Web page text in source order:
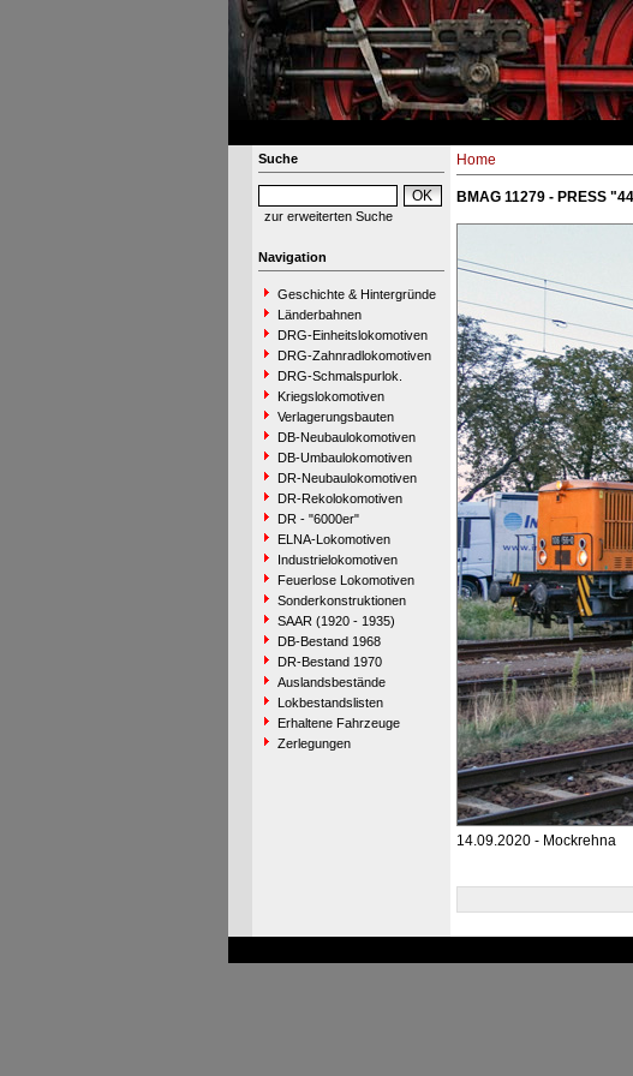
Suche
zur erweiterten Suche
Navigation
Geschichte & Hintergründe
Länderbahnen
DRG-Einheitslokomotiven
DRG-Zahnradlokomotiven
DRG-Schmalspurlok.
Kriegslokomotiven
Verlagerungsbauten
DB-Neubaulokomotiven
DB-Umbaulokomotiven
DR-Neubaulokomotiven
DR-Rekolokomotiven
DR - "6000er"
ELNA-Lokomotiven
Industrielokomotiven
Feuerlose Lokomotiven
Sonderkonstruktionen
SAAR (1920 - 1935)
DB-Bestand 1968
DR-Bestand 1970
Auslandsbestände
Lokbestandslisten
Erhaltene Fahrzeuge
Zerlegungen
Home
BMAG 11279 - PRESS
14.09.2020 - Mockrehna